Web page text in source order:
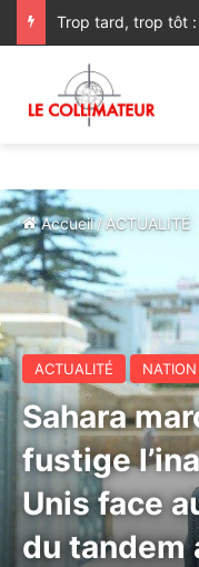
Trop tard, trop tôt
Accueil /ACTUALITÉ
ACTUALITÉ NATION
Sahara
fustige
Unis face
du tandem